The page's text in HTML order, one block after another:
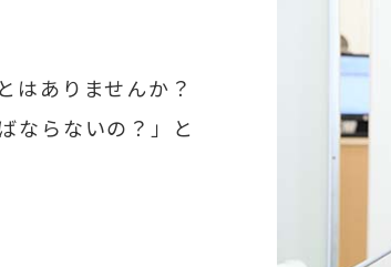
はありませんか？
ならないの？」と